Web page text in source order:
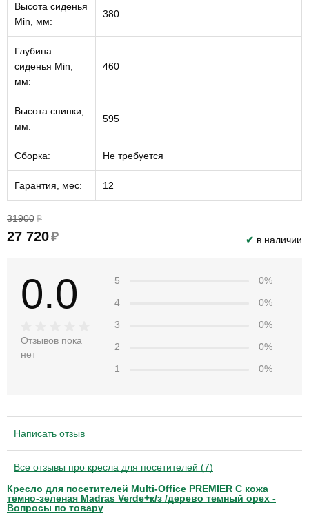
Высота сиденья
Min, мм:
380
Глубина
сиденья Min,
мм:
460
Высота спинки,
мм:
595
Сборка: Не требуется
Гарантия, мес: 12
31900 ₽
27 720₽ ✔ в наличии
0.0
Отзывов пока
нет
5
0%
4
0%
3
0%
2
0%
1
0%
Написать отзыв
Все отзывы про кресла для посетителей (7)
Кресло для посетителей Multi-Office PREMIER C кожа
темно-зеленая Madras Verde+к/з /дерево темный орех -
Вопросы по товару